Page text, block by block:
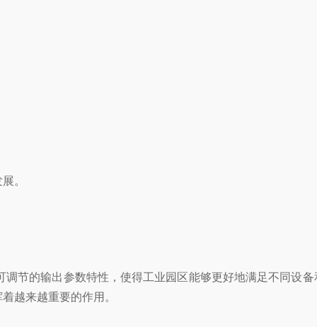
。
节的输出参数特性，使得工业园区能够更好地满足不同设备
越来越重要的作用。